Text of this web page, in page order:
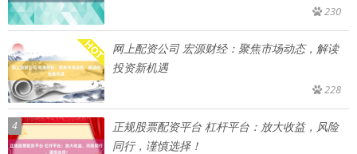
230
网上配资公司 宏源财经：聚焦市场动态，解读
投资新机遇
228
4
正规股票配资平台 杠杆平台：放大收益，风险
同行，谨慎选择！